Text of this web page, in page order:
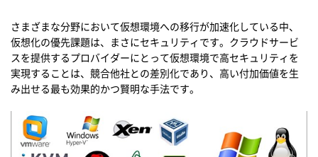
さまざまな分野において仮想環境への移行が加速化している中、
仮想化の優先課題は、まさにセキュリティです。クラウドサービ
スを提供するプロバイダーにとって仮想環境で高セキュリティを
実現することは、競合他社との差別化であり、高い付加価値を生
み出せる最も効果的かつ賢明な手法です。